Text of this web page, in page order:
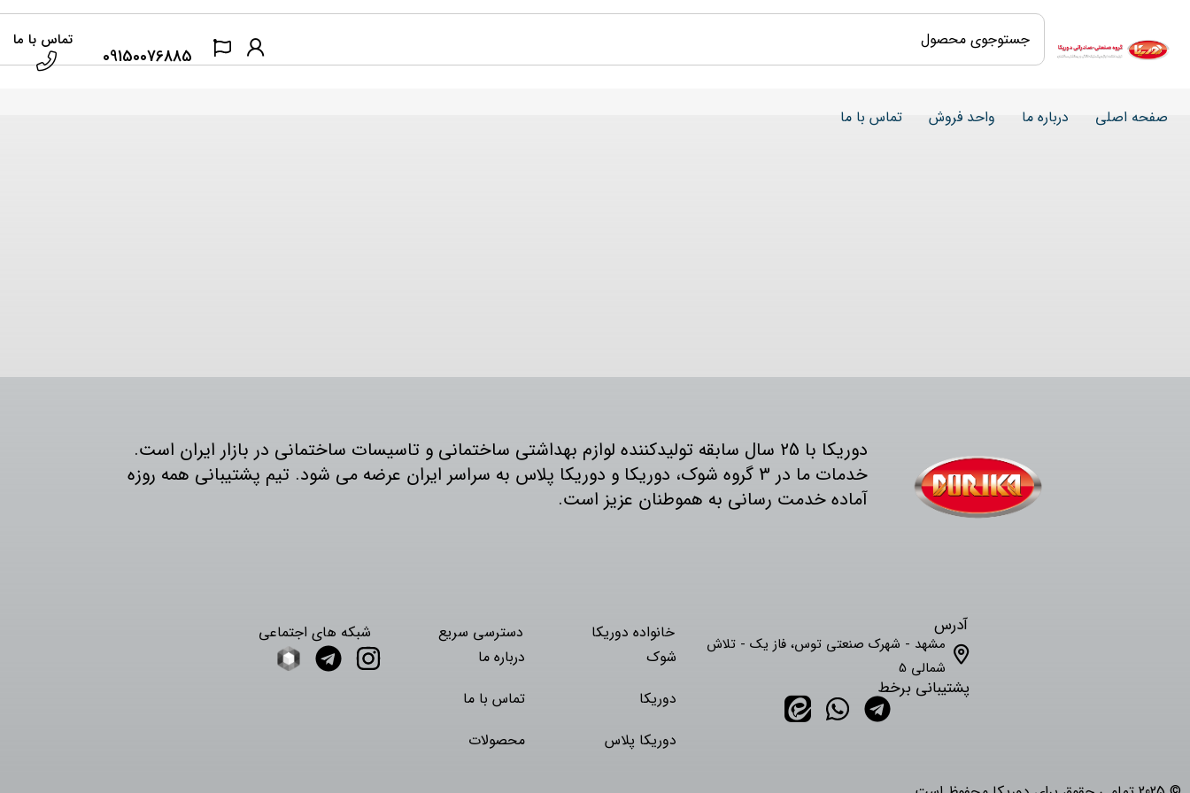
09150076885
تماس با ما
صفحه اصلی درباره ما واحد فروش تماس با ما
مَعْرَضُ الصُّوَرِ
دوریکا با 25 سال سابقه تولیدکننده لوازم بهداشتی ساختمانی و تاسیسات ساختمانی در بازار ایران است.
خدمات ما در 3 گروه شوک، دوریکا و دوریکا پلاس به سراسر ایران عرضه می شود. تیم پشتیبانی همه روزه
آماده خدمت رسانی به هموطنان عزیز است.
آدرس
مشهد - شهرک صنعتی توس، فاز یک - تلاش
شمالی 5
پشتیبانی برخط
خانواده دوریکا
شوک
دوریکا
دوریکا پلاس
دسترسی سریع
درباره ما
تماس با ما
محصولات
شبکه های اجتماعی